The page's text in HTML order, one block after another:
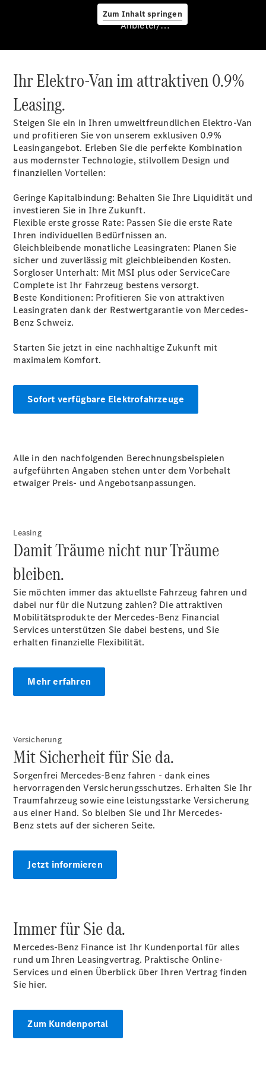
Zum Inhalt springen
Hilfe
unterwegs
Übersicht
MERCEDES-
SWISS-
INTEGRAL
ServiceCare
Mercedes-
Benz
Teile &
Zubehör
Ersatzteile
Standort &
Öffnungszeiten
Ansprechpartner
Unternehmen
Karriere
Anbieter/Datenschutz
Ihr Elektro-Van im attraktiven 0.9%
Leasing.
Steigen Sie ein in Ihren umweltfreundlichen Elektro-Van
und profitieren Sie von unserem exklusiven 0.9%
Leasingangebot. Erleben Sie die perfekte Kombination
aus modernster Technologie, stilvollem Design und
finanziellen Vorteilen:
Geringe Kapitalbindung: Behalten Sie Ihre Liquidität und
investieren Sie in Ihre Zukunft.
Flexible erste grosse Rate: Passen Sie die erste Rate
Ihren individuellen Bedürfnissen an.
Gleichbleibende monatliche Leasingraten: Planen Sie
sicher und zuverlässig mit gleichbleibenden Kosten.
Sorgloser Unterhalt: Mit MSI plus oder ServiceCare
Complete ist Ihr Fahrzeug bestens versorgt.
Beste Konditionen: Profitieren Sie von attraktiven
Leasingraten dank der Restwertgarantie von Mercedes-
Benz Schweiz.
Starten Sie jetzt in eine nachhaltige Zukunft mit
maximalem Komfort.
Sofort verfügbare Elektrofahrzeuge
Alle in den nachfolgenden Berechnungsbeispielen
aufgeführten Angaben stehen unter dem Vorbehalt
etwaiger Preis- und Angebotsanpassungen.
Leasing
Damit Träume nicht nur Träume
bleiben.
Sie möchten immer das aktuellste Fahrzeug fahren und
dabei nur für die Nutzung zahlen? Die attraktiven
Mobilitätsprodukte der Mercedes-Benz Financial
Services unterstützen Sie dabei bestens, und Sie
erhalten finanzielle Flexibilität.
Mehr erfahren
Versicherung
Mit Sicherheit für Sie da.
Sorgenfrei Mercedes-Benz fahren - dank eines
hervorragenden Versicherungsschutzes. Erhalten Sie Ihr
Traumfahrzeug sowie eine leistungsstarke Versicherung
aus einer Hand. So bleiben Sie und Ihr Mercedes-
Benz stets auf der sicheren Seite.
Jetzt informieren
Immer für Sie da.
Mercedes-Benz Finance ist Ihr Kundenportal für alles
rund um Ihren Leasingvertrag. Praktische Online-
Services und einen Überblick über Ihren Vertrag finden
Sie hier.
Zum Kundenportal